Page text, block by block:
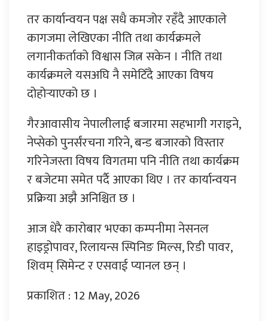
तर कार्यान्वयन पक्ष सधै कमजोर रहँदै आएकाले
कागजमा लेखिएका नीति तथा कार्यक्रमले
लगानीकर्ताको विश्वास जित्न सकेन । नीति तथा
कार्यक्रमले यसअघि नै समेटिँदै आएका विषय
दोहोर्‍याएको छ ।
गैरआवासीय नेपालीलाई बजारमा सहभागी गराइने,
नेप्सेको पुनर्संरचना गरिने, बन्ड बजारको विस्तार
गरिनेजस्ता विषय विगतमा पनि नीति तथा कार्यक्रम
र बजेटमा समेत पर्दै आएका थिए । तर कार्यान्वयन
प्रक्रिया अझै अनिश्चित छ ।
आज धेरै कारोबार भएका कम्पनीमा नेसनल
हाइड्रोपावर, रिलायन्स स्पिनिङ मिल्स, रिडी पावर,
शिवम् सिमेन्ट र एसवाई प्यानल छन् ।
प्रकाशित : 12 May, 2026